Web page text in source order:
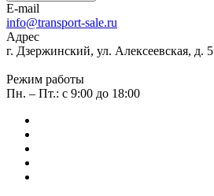
E-mail
info@transport-sale.ru
Адрес
г. Дзержинский, ул. Алексеевская, д. 5
Режим работы
Пн. – Пт.: с 9:00 до 18:00